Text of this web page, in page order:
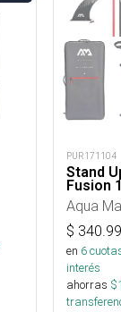
PUR171104
Stand
Fusion
Aqua
$
en 6
interés
ahorras $